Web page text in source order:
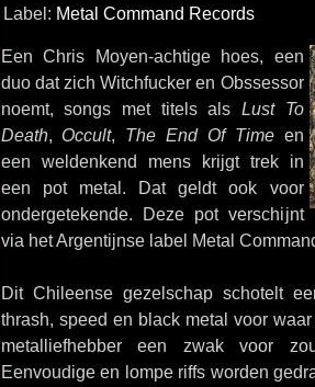
Label: Metal Command Records
Een Chris Moyen-achtige hoes, een
duo dat zich Witchfucker en Obssessor
noemt, songs met titels als Lust To
Death, Occult, The End Of Timeen
een weldenkend mens krijgt trek in
een pot metal. Dat geldt ook voor
ondergetekende. Deze pot verschijnt
via het Argentijnse label Metal
Dit Chileense gezelschap schotelt
thrash, speed en black metal voor
metalliefhebber een zwak voor
Eenvoudige en lompe riffs worden